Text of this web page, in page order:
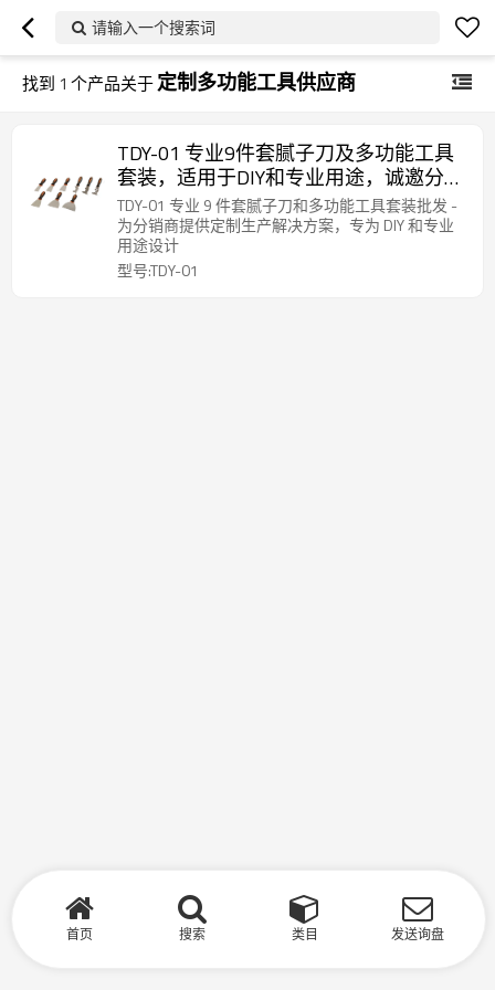
请输入一个搜索词
找到 1 个产品关于定制多功能工具供应商
TDY-01 专业9件套腻子刀及多功能工具
套装，适用于DIY和专业用途，诚邀分销
商和批发商加盟。
TDY-01 专业 9 件套腻子刀和多功能工具套装批发 -
为分销商提供定制生产解决方案，专为 DIY 和专业
用途设计
型号:TDY-01
首页 搜索 类目 发送询盘